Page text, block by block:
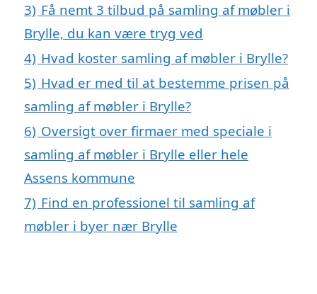
3) Få nemt 3 tilbud på samling af møbler i
Brylle, du kan være tryg ved
4) Hvad koster samling af møbler i Brylle?
5) Hvad er med til at bestemme prisen på
samling af møbler i Brylle?
6) Oversigt over firmaer med speciale i
samling af møbler i Brylle eller hele
Assens kommune
7) Find en professionel til samling af
møbler i byer nær Brylle